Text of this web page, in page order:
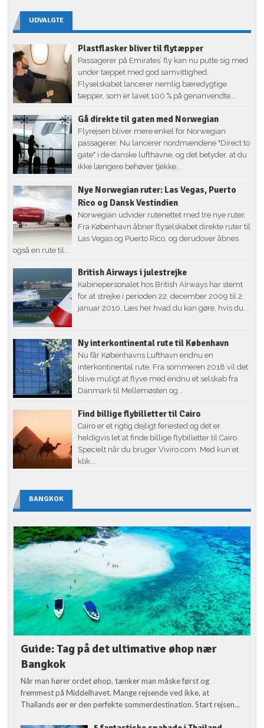
UDVALGTE
Plastflasker bliver til flytæpper
Passagerer på Emirates’ fly kan nu putte sig med
under tæppet med god samvittighed.
Flyselskabet lancerer nemlig bæredygtige
tæpper, som er lavet 100 % på genanvendte...
Gå direkte til gaten med Norwegian
Flyrejsen bliver mere enkel for Norwegian
passagerer. Nu lancerer nordmændene "Direct to
gate" i de danske lufthavne, og det betyder, at du
ikke længere behøver tjekke...
Nye Norwegian ruter: Las Vegas, Puerto
Rico og Dansk Vestindien
Norwegian udvider rutenettet med tre nye ruter.
Fra København åbner flyselskabet direkte ruter til
Las Vegas og Puerto Rico, og derudover åbnes
også en rute til...
British Airways i julestrejke
Kabinepersonalet hos British Airways har stemt
for at strejke i perioden 22. december 2009 til 2.
januar 2010. Læs her hvad du kan gøre, hvis du...
Ny interkontinental rute til København
Nu får Københavns Lufthavn endnu en
interkontinental rute. Fra sommeren 2018 vil det
blive muligt at flyve med endnu et selskab fra
Danmark til Mellemøsten og...
Find billige flybilletter til Cairo
Cairo er et rigtig dejligt feriested og det er
heldigvis let at finde billige flybilletter til Cairo.
Specielt når du bruger Viviro.com. Med kun et
klik...
BANGKOK
Guide: Tag på det ultimative øhop nær
Bangkok
Når man hører ordet øhop, tænker man måske først og
fremmest på Middelhavet. Mange rejsende ved ikke, at
Thailands øer er den perfekte sommerdestination. Start rejsen...